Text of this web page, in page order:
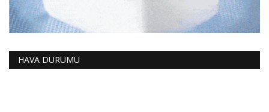
HAVA DURUMU